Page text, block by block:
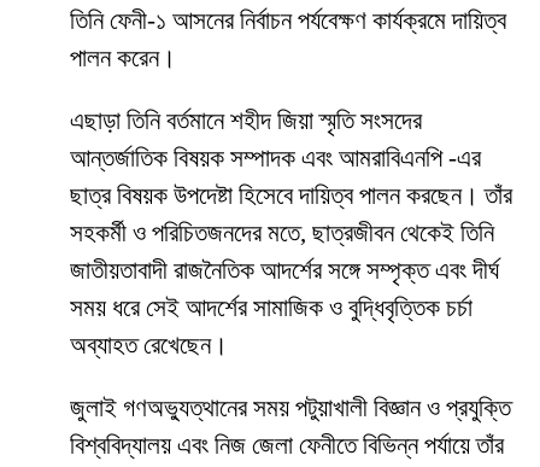
তিনি ফেনী-১ আসনের নির্বাচন পর্যবেক্ষণ কার্যক্রমে দায়িত্ব
পালন করেন।
এছাড়া তিনি বর্তমানে শহীদ জিয়া স্মৃতি সংসদের
আন্তর্জাতিক বিষয়ক সম্পাদক এবং আমরাবিএনপি -এর
ছাত্র বিষয়ক উপদেষ্টা হিসেবে দায়িত্ব পালন করছেন। তাঁর
সহকর্মী ও পরিচিতজনদের মতে, ছাত্রজীবন থেকেই তিনি
জাতীয়তাবাদী রাজনৈতিক আদর্শের সঙ্গে সম্পৃক্ত এবং দীর্ঘ
সময় ধরে সেই আদর্শের সামাজিক ও বুদ্ধিবৃত্তিক চর্চা
অব্যাহত রেখেছেন।
জুলাই গণঅভ্যুত্থানের সময় পটুয়াখালী বিজ্ঞান ও প্রযুক্তি
বিশ্ববিদ্যালয় এবং নিজ জেলা ফেনীতে বিভিন্ন পর্যায়ে তাঁর